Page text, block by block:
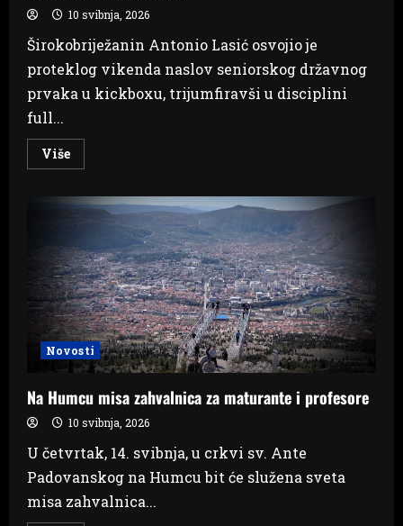
10 svibnja, 2026
Širokobriježanin Antonio Lasić osvojio je
proteklog vikenda naslov seniorskog državnog
prvaka u kickboxu, trijumfiravši u disciplini
full...
VišeRead
more
Lasić
ponovno
državni
u
kickboxu,
dominirao
superteškom
Novosti
Na Humcu misa zahvalnica za maturante i profesore
10 svibnja, 2026
U četvrtak, 14. svibnja, u crkvi sv. Ante
Padovanskog na Humcu bit će služena sveta
misa zahvalnica...